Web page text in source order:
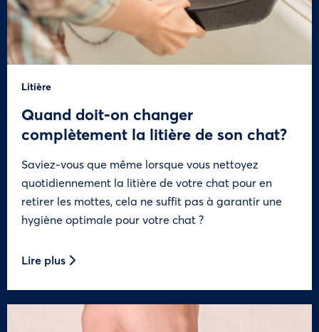
Litière
Quand doit-on changer
complètement la litière de son chat?
Saviez-vous que même lorsque vous nettoyez
quotidiennement la litière de votre chat pour en
retirer les mottes, cela ne suffit pas à garantir une
hygiène optimale pour votre chat ?
Lire plus